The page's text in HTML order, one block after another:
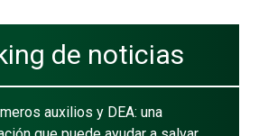
de noticias
auxilios y DEA: una